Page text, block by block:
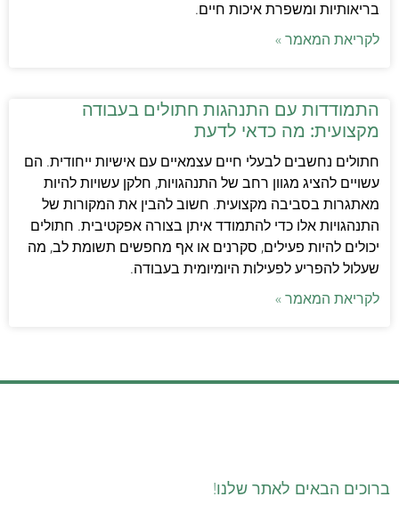
בריאותיות ומשפרת איכות חיים.
לקריאת המאמר »
התמודדות עם התנהגות חתולים בעבודה
מקצועית: מה כדאי לדעת
חתולים נחשבים לבעלי חיים עצמאיים עם אישיות ייחודית. הם
עשויים להציג מגוון רחב של התנהגויות, חלקן עשויות להיות
מאתגרות בסביבה מקצועית. חשוב להבין את המקורות של
התנהגויות אלו כדי להתמודד איתן בצורה אפקטיבית. חתולים
יכולים להיות פעילים, סקרנים או אף מחפשים תשומת לב, מה
שעלול להפריע לפעילות היומיומית בעבודה.
לקריאת המאמר »
ברוכים הבאים לאתר שלנו!